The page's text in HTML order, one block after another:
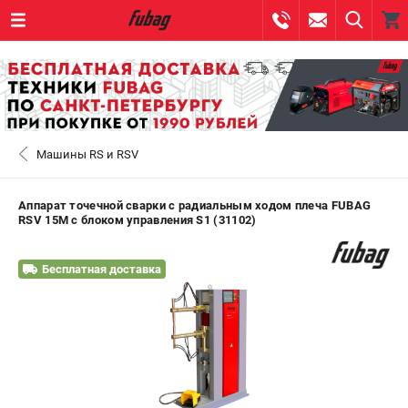
ВХОД ИЛИ РЕГИСТРАЦИЯ
+7 (8112) 59-10-67 - ЗАКАЗ ЗАПЧАСТЕЙ
+7 (812) 317-60-57
САНКТ-ПЕТЕРБУРГ
0 ₽
Машины RS и RSV
Аппарат точечной сварки c радиальным ходом плеча FUBAG
RSV 15M с блоком управления S1 (31102)
Бесплатная доставка